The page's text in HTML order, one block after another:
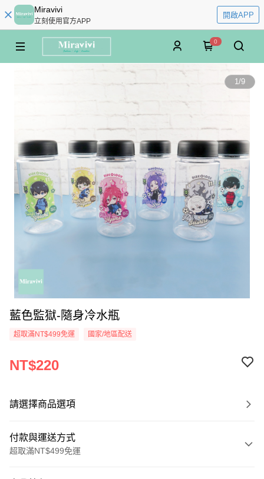
Miravivi
立刻使用官方APP
開啟APP
0
1/9
藍色監獄-隨身冷水瓶
超取滿NT$499免運 國家/地區配送
NT$220
請選擇商品選項
付款與運送方式
超取滿NT$499免運